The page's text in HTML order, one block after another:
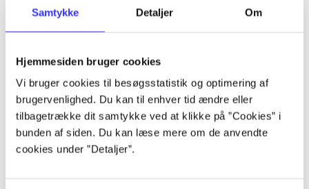
Samtykke Detaljer Om
Hjemmesiden bruger cookies
Vi bruger cookies til besøgsstatistik og optimering af
brugervenlighed. Du kan til enhver tid ændre eller
tilbagetrække dit samtykke ved at klikke på ”Cookies” i
bunden af siden. Du kan læse mere om de anvendte
cookies under ”Detaljer”.
Nyhed
lorem ipsum dolor sit amet ...
lorem ipsum dolor sit amet ...
lorem ipsum dolor sit amet ...
lorem ipsum dolor sit amet ...
lorem ipsum dolor sit amet ...
lorem ipsum dolor sit amet ...